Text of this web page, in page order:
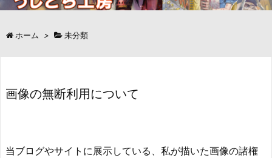
ホーム > 未分類
画像の無断利用について
当ブログやサイトに展示している、私が描いた画像の諸権